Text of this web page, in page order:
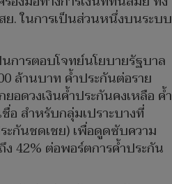
ย. ในการเป็นส่วนหนึ่งบนระบบ
การตอบโจทย์นโยบายรัฐบาล
ล้านบาท ค้ำประกันต่อราย
อดวงเงินค้ำประกันคงเหลือ ค้ำ
อ สำหรับกลุ่มเปราะบางที่
ะกันชดเชย) เพื่อดูดซับความ
ง 42% ต่อพอร์ตการค้ำประกัน